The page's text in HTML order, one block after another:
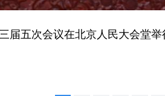
五次会议在北京人民大会堂举